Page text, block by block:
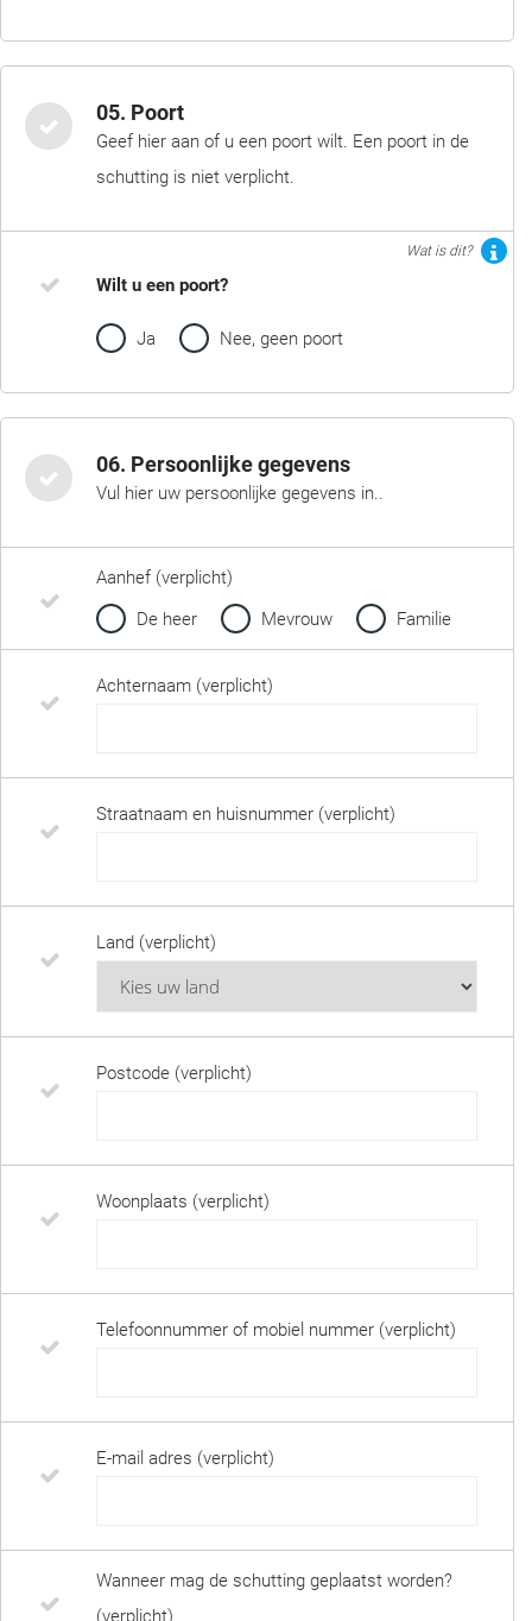
05. Poort
Geef hier aan of u een poort wilt. Een poort in de
schutting is niet verplicht.
Wat is dit?
Wilt u een poort?
Ja Nee, geen poort
06. Persoonlijke gegevens
Vul hier uw persoonlijke gegevens in..
Aanhef (verplicht)
De heer
Mevrouw Familie
Achternaam (verplicht)
Straatnaam en huisnummer (verplicht)
Land (verplicht)
Postcode (verplicht)
Woonplaats (verplicht)
Telefoonnummer of mobiel nummer (verplicht)
E-mail adres (verplicht)
Wanneer mag de schutting geplaatst worden?
(verplicht)